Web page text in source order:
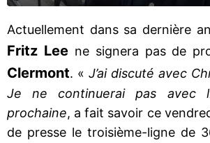
Actuellement dans sa dernière
Fritz Leene signera pas de
Clermont. « J’ai discuté avec
Je ne continuerai pas avec
prochaine, a fait savoir ce
de presse le troisième-ligne de